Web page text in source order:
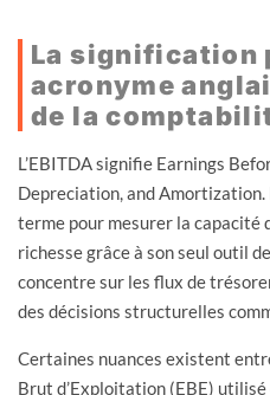
La signification
acronyme
de la
L’EBITDA signifie Earnings
Depreciation, and
terme pour mesurer la capacité
richesse grâce à son seul outil
concentre sur les flux de
des décisions structurelles
Certaines nuances existent
Brut d’Exploitation (EBE) utilisé